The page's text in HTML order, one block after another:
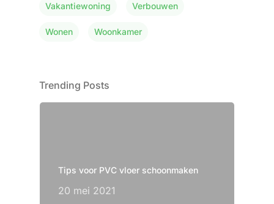
Vakantiewoning Verbouwen
Wonen Woonkamer
Trending Posts
Tips voor PVC vloer schoonmaken
20 mei 2021